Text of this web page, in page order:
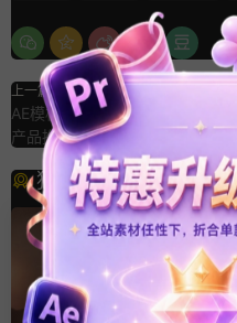
上一篇
AE模板PR素材 AI风格发布会SaaS
产品推广视频展示
猜你喜欢